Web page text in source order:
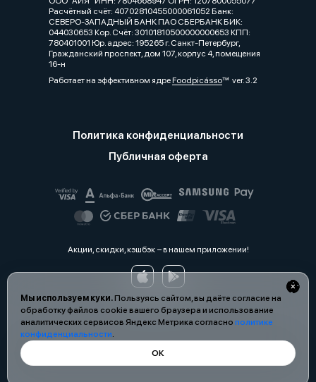
Мы используем куки.Пользуясь сайтом, вы даёте согласие на
обработку файлов cookie вашего браузера и использование
аналитических сервисов Яндекс Метрика согласно политике
конфиденциальности.
ОК
Расчётный счёт: 40702810455000061052 Банк:
СЕВЕРО-ЗАПАДНЫЙ БАНК ПАО СБЕРБАНК БИК:
044030653 Кор. Cчёт: 30101810500000000653 КПП:
780401001 Юр. адрес: 195265 г. Санкт-Петербург,
Гражданский проспект, дом 107, корпус 4, помещения
16-н
Работает на эффективном ядреFoodpicássover. 3.2
Политика конфиденциальности
Публичная оферта
Акции, скидки, кэшбэк − в нашем приложении!